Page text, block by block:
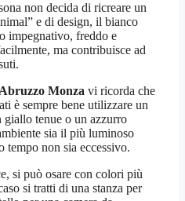
non decida di ricreare un
e di design, il bianco
impegnativo, freddo e
ma contribuisce ad
Monza vi ricorda che
è sempre bene utilizzare un
tenue o un azzurro
sia il più luminoso
tempo non sia eccessivo.
si può osare con colori più
si tratti di una stanza per